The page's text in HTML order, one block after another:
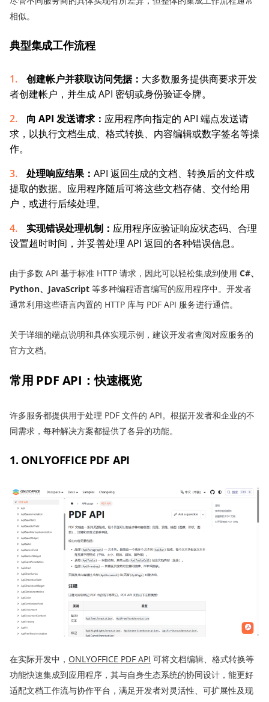
相似。
典型集成工作流程
创建帐户并获取访问凭据： 大多数服务提供商要求开发
者创建帐户，并生成 API 密钥或身份验证令牌。
向 API 发送请求： 应用程序向指定的 API 端点发送请
求，以执行文档生成、格式转换、内容编辑或数字签名等操
作。
处理响应结果： API 返回生成的文档、转换后的文件或
提取的数据。应用程序随后可将这些文档存储、交付给用
户，或进行后续处理。
实现错误处理机制： 应用程序应验证响应状态码、合理
设置超时时间，并妥善处理 API 返回的各种错误信息。
由于多数 API 基于标准 HTTP 请求，因此可以轻松集成到使用 C#、
Python、JavaScript 等多种编程语言编写的应用程序中。开发者
通常利用这些语言内置的 HTTP 库与 PDF API 服务进行通信。
关于详细的端点说明和具体实现示例，建议开发者查阅对应服务的
官方文档。
常用 PDF API：快速概览
许多服务都提供用于处理 PDF 文件的 API。根据开发者和企业的不
同需求，每种解决方案都提供了各异的功能。
1. ONLYOFFICE PDF API
在实际开发中， ONLYOFFICE PDF API 可将文档编辑、格式转换等
功能快速集成到应用程序，其与自身生态系统的协同设计，能更好
适配文档工作流与协作平台，满足开发者对灵活性、可扩展性及现